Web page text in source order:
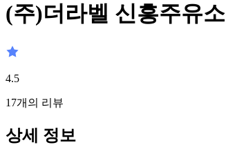
(주)더라벨 신흥주유소
4.5
17개의 리뷰
상세 정보